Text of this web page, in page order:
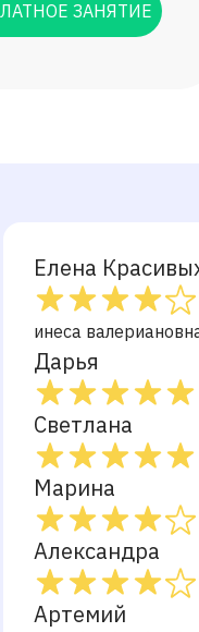
ЗАНЯТИЕ
Елена
инеса
Дарья
Светлана
Марина
Александра
Артемий